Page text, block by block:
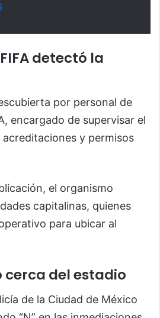
detectó la
por personal de
encargado de supervisar el
y permisos
el organismo
capitalinas, quienes
para ubicar al
cerca del estadio
de la Ciudad de México